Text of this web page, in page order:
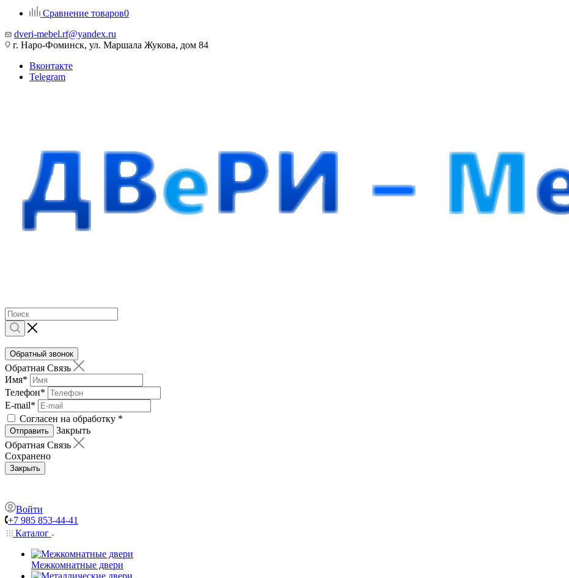
Сравнение товаров0
dveri-mebel.rf@yandex.ru
г. Наро-Фоминск, ул. Маршала Жукова, дом 84
Вконтакте
Telegram
Обратный звонок
Обратная Связь
Имя*
Телефон*
E-mail*
Согласен на обработку *
Отправить
Закрыть
Обратная Связь
Сохранено
Закрыть
Войти
+7 985 853-44-41
Каталог
Межкомнатные двери